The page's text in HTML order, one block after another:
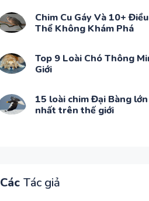
Chim Cu Gáy Và 10+
Thể Không Khám Phá
Top 9 Loài Chó Thông
Giới
15 loài chim Đại Bàng
nhất trên thế giới
Các Tác giả